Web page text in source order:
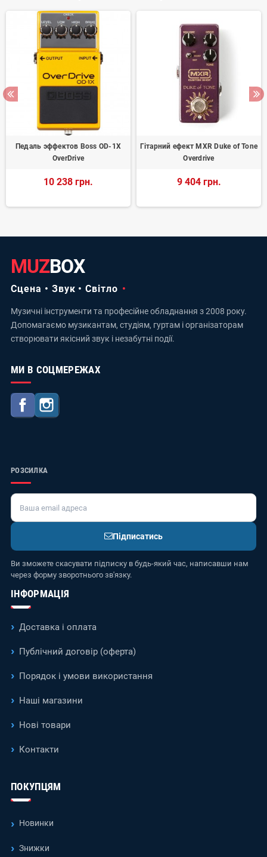
Педаль эффектов Boss OD-1X
OverDrive
10 238 грн.
Гітарний ефект MXR Duke of Tone
Overdrive
9 404 грн.
MUZBOX
Сцена • Звук • Світло
Музичні інструменти та професійне обладнання з 2008 року.
Допомагаємо музикантам, студіям, гуртам і організаторам
створювати якісний звук і незабутні події.
МИ В СОЦМЕРЕЖАХ
Facebook
РОЗСИЛКА
Підписатись
Ви зможете скасувати підписку в будь-який час, написавши нам
через форму зворотнього зв'язку.
ІНФОРМАЦІЯ
Доставка і оплата
Публічний договір (оферта)
Порядок і умови використання
Наші магазини
Нові товари
Контакти
ПОКУПЦЯМ
Новинки
Знижки